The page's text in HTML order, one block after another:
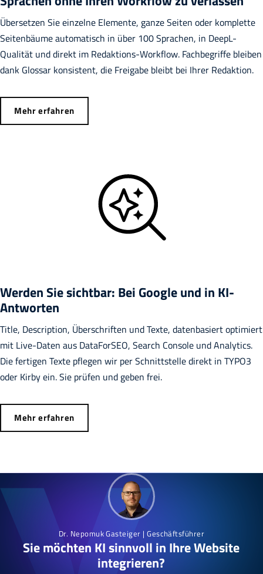
Übersetzen Sie einzelne Elemente, ganze Seiten oder komplette
Seitenbäume automatisch in über 100 Sprachen, in DeepL-
Qualität und direkt im Redaktions-Workflow. Fachbegriffe bleiben
dank Glossar konsistent, die Freigabe bleibt bei Ihrer Redaktion.
Mehr erfahren
Werden Sie sichtbar: Bei Google und in KI-
Antworten
Title, Description, Überschriften und Texte, datenbasiert optimiert
mit Live-Daten aus DataForSEO, Search Console und Analytics.
Die fertigen Texte pflegen wir per Schnittstelle direkt in TYPO3
oder Kirby ein. Sie prüfen und geben frei.
Mehr erfahren
Dr. Nepomuk Gasteiger | Geschäftsführer
Sie möchten KI sinnvoll in Ihre Website
integrieren?